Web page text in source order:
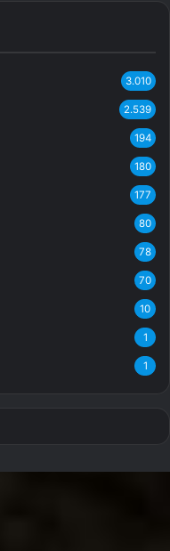
3.010
2.539
194
180
177
80
78
70
10
1
1